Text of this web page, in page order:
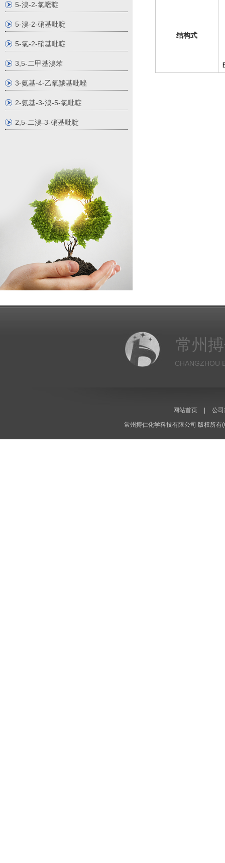
5-溴-2-氯嘧啶
5-溴-2-硝基吡啶
5-氯-2-硝基吡啶
3,5-二甲基溴苯
3-氨基-4-乙氧羰基吡唑
2-氨基-3-溴-5-氯吡啶
2,5-二溴-3-硝基吡啶
结构式
常州
CHANGZHOU
网站首页 公
常州搏仁化学科技有限公司 版权所有